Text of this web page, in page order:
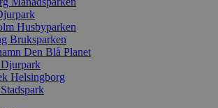
Husbyparken
Bruksparken
Den Blå Planet
Djurpark
Helsingborg